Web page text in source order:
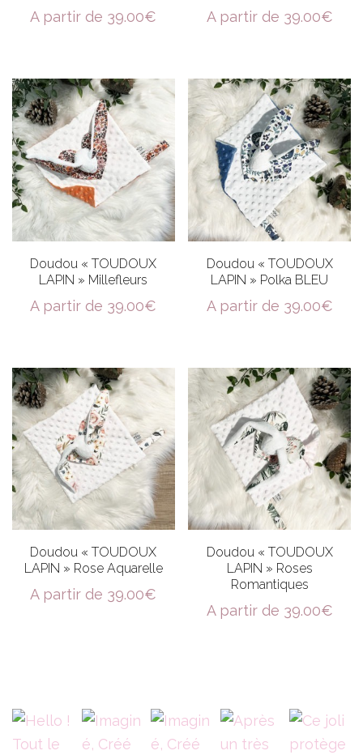
A partir de 39.00€ A partir de 39.00€
Doudou « TOUDOUX
LAPIN » Millefleurs
A partir de 39.00€
Doudou « TOUDOUX
LAPIN » Polka BLEU
A partir de 39.00€
Doudou « TOUDOUX
LAPIN » Rose Aquarelle
A partir de 39.00€
Doudou « TOUDOUX
LAPIN » Roses
Romantiques
A partir de 39.00€